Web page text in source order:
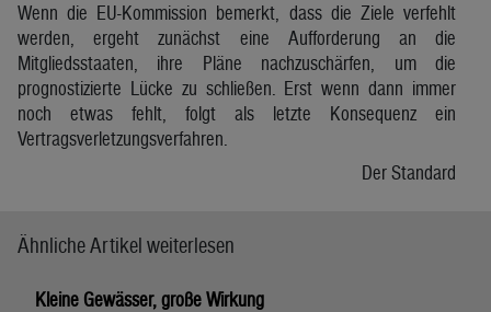
Wenn die EU-Kommission bemerkt, dass die Ziele verfehlt
werden, ergeht zunächst eine Aufforderung an die
Mitgliedsstaaten, ihre Pläne nachzuschärfen, um die
prognostizierte Lücke zu schließen. Erst wenn dann immer
noch etwas fehlt, folgt als letzte Konsequenz ein
Vertragsverletzungsverfahren.
Der Standard
Ähnliche Artikel weiterlesen
Kleine Gewässer, große Wirkung